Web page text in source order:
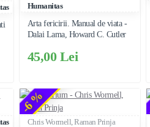
Humanitas
Arta fericirii. Manual de viata -
Dalai Lama, Howard C. Cutler
45,00 Lei
-6 %
Chris Wormell, Raman Prinja